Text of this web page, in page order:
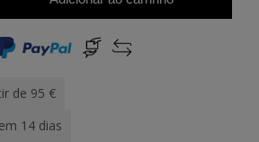
de 95 €
14 dias